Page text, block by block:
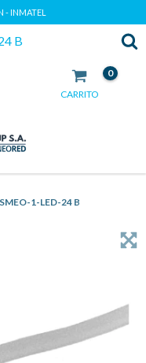
- INMATEL
B
CARRITO
0
1-LED-24 B